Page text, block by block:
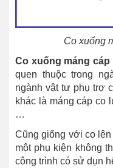
Co xuống
Co xuống máng cáp
quen thuộc trong
ngành vật tư phụ trợ
khác là máng cáp co
…
Cũng giống với co
một phụ kiện không
công trình có sử dụn